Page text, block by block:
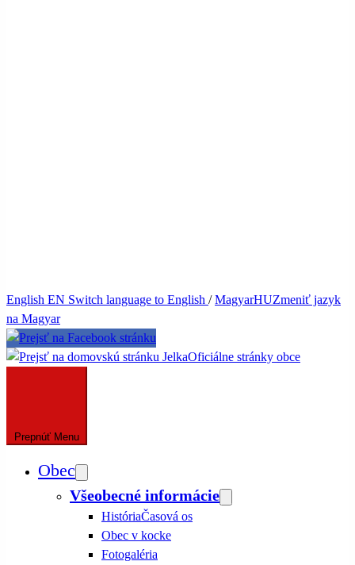
English EN Switch language to English /MagyarHUZmeniť jazyk
na Magyar
JelkaOficiálne stránky obce
Prepnúť Menu
Obec
Všeobecné informácie
HistóriaČasová os
Obec v kocke
Fotogaléria